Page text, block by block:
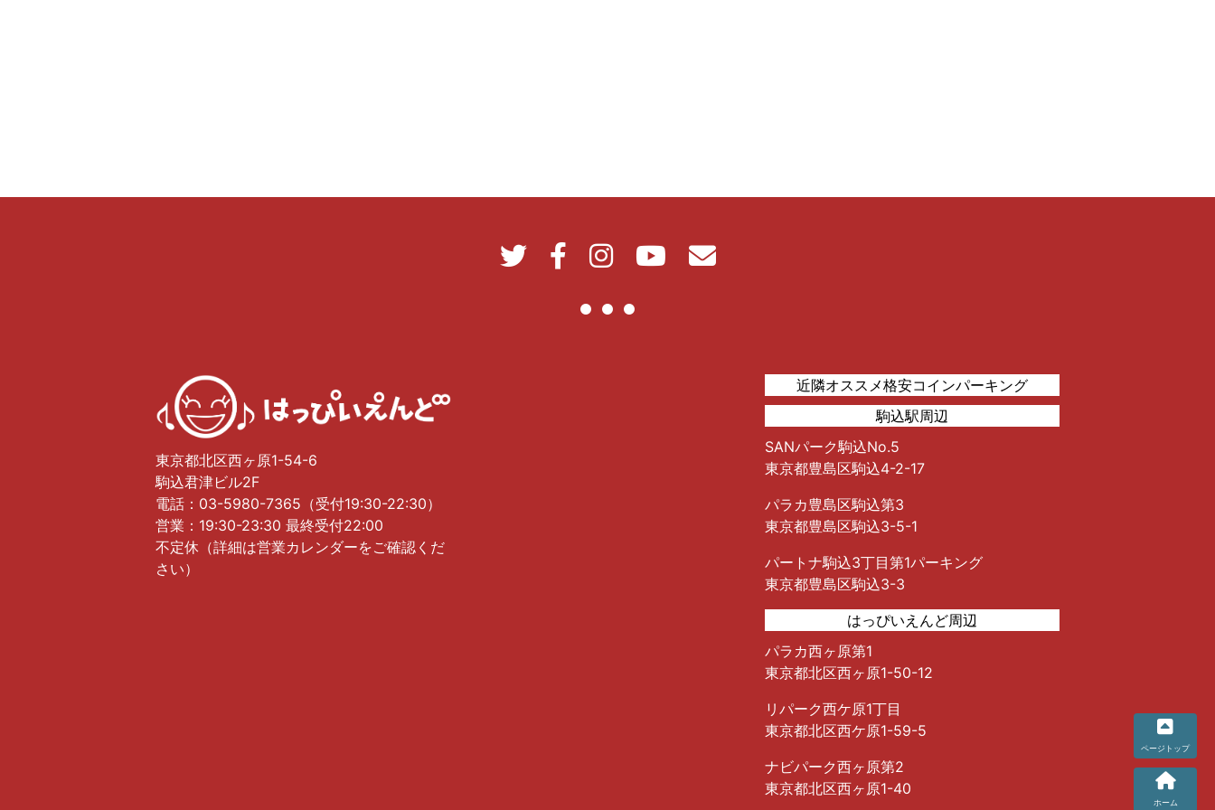
東京都北区西ヶ原1-54-6
駒込君津ビル2F
電話：03-5980-7365（受付19:30-22:30）
営業：19:30-23:30 最終受付22:00
不定休（詳細は営業カレンダーをご確認くだ
さい）
近隣オススメ格安コインパーキング
駒込駅周辺
SANパーク駒込No.5
東京都豊島区駒込4-2-17
パラカ豊島区駒込第3
東京都豊島区駒込3-5-1
パートナ駒込3丁目第1パーキング
東京都豊島区駒込3-3
はっぴいえんど周辺
パラカ西ヶ原第1
東京都北区西ヶ原1-50-12
リパーク西ケ原1丁目
東京都北区西ケ原1-59-5
ナビパーク西ヶ原第2
東京都北区西ヶ原1-40